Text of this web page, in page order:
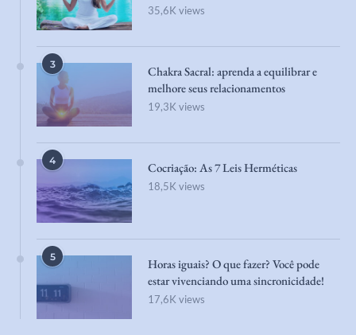
35,6K views
3
Chakra Sacral: aprenda a equilibrar e
melhore seus relacionamentos
19,3K views
4 Cocriação: As 7 Leis Herméticas
18,5K views
5
Horas iguais? O que fazer? Você pode
estar vivenciando uma sincronicidade!
17,6K views